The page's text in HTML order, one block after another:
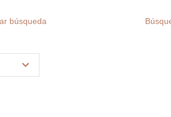
búsqueda